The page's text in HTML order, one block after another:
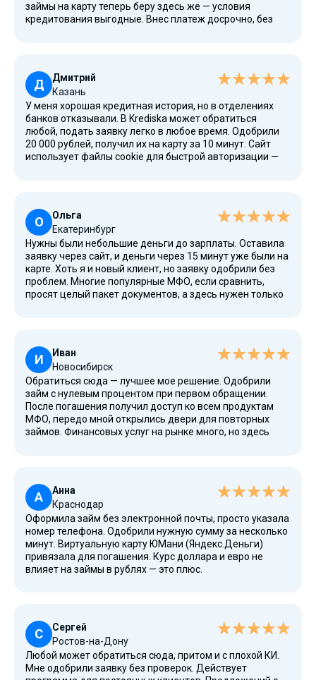
займы на карту теперь беру здесь же — условия
кредитования выгодные. Внес платеж досрочно, без
Д
Дмитрий
Казань
У меня хорошая кредитная история, но в отделениях
банков отказывали. В Krediska может обратиться
любой, подать заявку легко в любое время. Одобрили
20 000 рублей, получил их на карту за 10 минут. Сайт
использует файлы cookie для быстрой авторизации —
О
Ольга
Екатеринбург
Нужны были небольшие деньги до зарплаты. Оставила
заявку через сайт, и деньги через 15 минут уже были на
карте. Хоть я и новый клиент, но заявку одобрили без
проблем. Многие популярные МФО, если сравнить,
просят целый пакет документов, а здесь нужен только
И
Иван
Новосибирск
Обратиться сюда — лучшее мое решение. Одобрили
займ с нулевым процентом при первом обращении.
После погашения получил доступ ко всем продуктам
МФО, передо мной открылись двери для повторных
займов. Финансовых услуг на рынке много, но здесь
А
Анна
Краснодар
Оформила займ без электронной почты, просто указала
номер телефона. Одобрили нужную сумму за несколько
минут. Виртуальную карту ЮМани (Яндекс.Деньги)
привязала для погашения. Курс доллара и евро не
влияет на займы в рублях — это плюс.
С
Сергей
Ростов-на-Дону
Любой может обратиться сюда, притом и с плохой КИ.
Мне одобрили заявку без проверок. Действует